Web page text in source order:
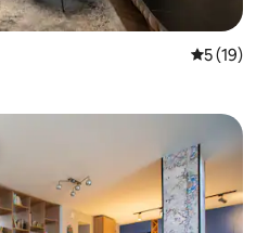
5 de uma
5 (19)